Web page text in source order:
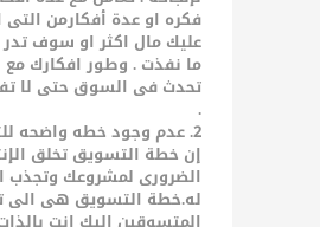
فكره او عدة أفكارمن التى
عليك مال اكثر او سوف تدر
ما نفذت . وطور افكارك مع
تحدث فى السوق حتى لا
.
2. عدم وجود خطه واضحه للتسويق :ـ
إن خطة التسويق تخلق
الضرورى لمشروعك وتجذب
له.خطة التسويق هى الى